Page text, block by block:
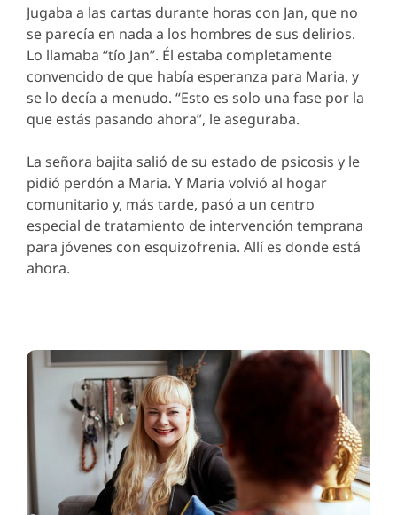
Jugaba a las cartas durante horas con Jan, que no
se parecía en nada a los hombres de sus delirios.
Lo llamaba “tío Jan”. Él estaba completamente
convencido de que había esperanza para Maria, y
se lo decía a menudo. “Esto es solo una fase por la
que estás pasando ahora”, le aseguraba.
La señora bajita salió de su estado de psicosis y le
pidió perdón a Maria. Y Maria volvió al hogar
comunitario y, más tarde, pasó a un centro
especial de tratamiento de intervención temprana
para jóvenes con esquizofrenia. Allí es donde está
ahora.